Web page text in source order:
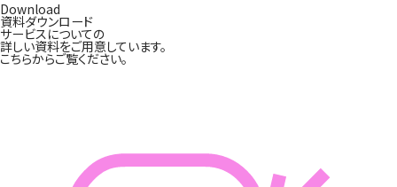
Download
資料ダウンロード
サービスについての
詳しい資料をご用意しています。
こちらからご覧ください。